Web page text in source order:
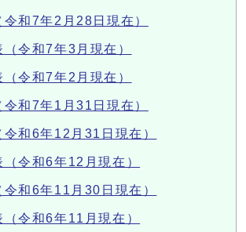
和7年2月28日現在）
令和7年3月現在）
令和7年2月現在）
和7年1月31日現在）
和6年12月31日現在）
令和6年12月現在）
和6年11月30日現在）
令和6年11月現在）